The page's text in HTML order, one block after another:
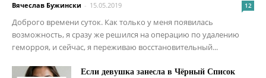
Вячеслав Бужински - 15.05.2019 12
Доброго времени суток. Как только у меня появилась
возможность, я сразу же решился на операцию по удалению
геморроя, и сейчас, я переживаю восстановительный...
Если девушка занесла в Чёрный Список